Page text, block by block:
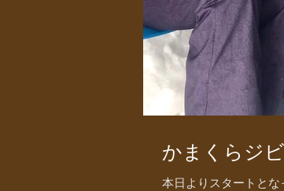
かまくらジ
本日よりスタートとな